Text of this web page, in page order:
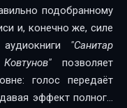
подобранному
и, конечно же, силе
"Санитар
позволяет
голос передаёт
эффект полного